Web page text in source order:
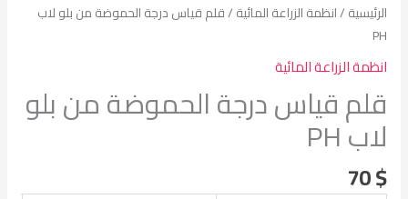
الرئيسية/انظمة الزراعة المائية/ قلم قياس درجة الحموضة من بلو لاب
PH
انظمة الزراعة المائية
قلم قياس درجة الحموضة من بلو
لاب PH
70$